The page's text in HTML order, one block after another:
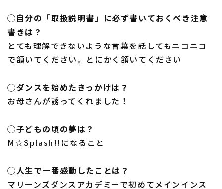
◯自分の「取扱説明書」に必ず書いておくべき注意
書きは？
とても理解できないような言葉を話してもニコニコ
で頷いてください。とにかく頷いてください
◯ダンスを始めたきっかけは？
お母さんが誘ってくれました！
◯子どもの頃の夢は？
M☆Splash!!になること
◯人生で一番感動したことは？
マリーンズダンスアカデミーで初めてメインインス